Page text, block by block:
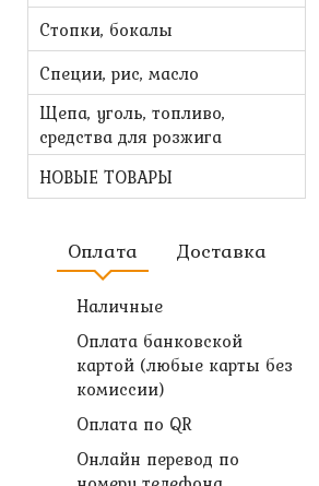
Стопки, бокалы
Специи, рис, масло
Щепа, уголь, топливо,
средства для розжига
НОВЫЕ ТОВАРЫ
Оплата Доставка
Наличные
Оплата банковской
картой (любые карты без
комиссии)
Оплата по QR
Онлайн перевод по